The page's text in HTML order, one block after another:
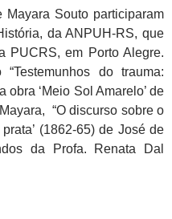
Souto participaram
da ANPUH-RS, que
PUCRS, em Porto Alegre.
do trauma:
‘Meio Sol Amarelo’ de
“O discurso sobre o
(1862-65) de José de
da Profa. Renata Dal